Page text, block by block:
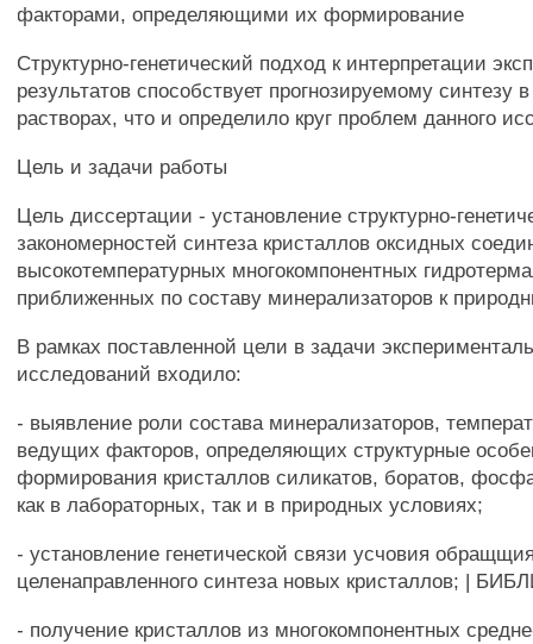
факторами, определяющими их формирование
Структурно-генетический подход к интерпретации
результатов способствует прогнозируемому синтезу
растворах, что и определило круг проблем данного
Цель и задачи работы
Цель диссертации - установление структурно-
закономерностей синтеза кристаллов оксидных
высокотемпературных многокомпонентных
приближенных по составу минерализаторов к
В рамках поставленной цели в задачи
исследований входило:
- выявление роли состава минерализаторов,
ведущих факторов, определяющих структурные
формирования кристаллов силикатов, боратов,
как в лабораторных, так и в природных условиях;
- установление генетической связи усчовия
целенаправленного синтеза новых кристаллов; |
- получение кристаллов из многокомпонентных